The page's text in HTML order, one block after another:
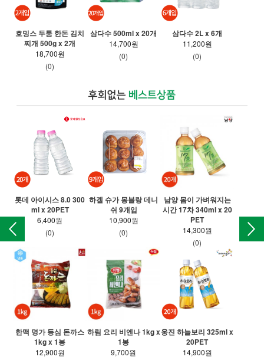
호밍스 두툼 한돈 김치
찌개 500g x 2개
18,700원
(0)
삼다수 500ml x 20개
14,700원
(0)
삼다수 2L x 6개
11,200원
(0)
롯데 아이시스 8.0 300
ml x 20PET
6,400원
(0)
하겔 슈가 몽블랑 데니
쉬 9개입
10,900원
(0)
남양 몸이 가벼워지는
시간 17차 340ml x 20
PET
14,300원
(0)
한맥 명가 등심 돈까스
1kg x 1봉
12,900원
하림 요리 비엔나 1kg x
1봉
9,700원
웅진 하늘보리 325ml x
20PET
14,900원